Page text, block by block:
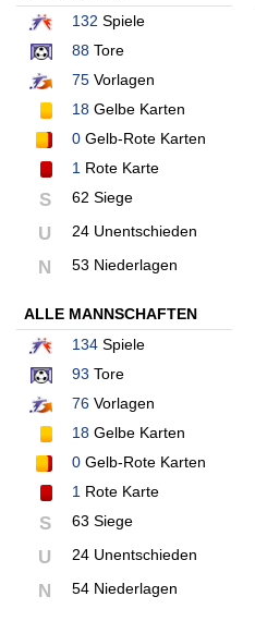
132 Spiele
88 Tore
75 Vorlagen
18 Gelbe Karten
0 Gelb-Rote Karten
1 Rote Karte
S 62 Siege
U 24 Unentschieden
N 53 Niederlagen
ALLE MANNSCHAFTEN
134 Spiele
93 Tore
76 Vorlagen
18 Gelbe Karten
0 Gelb-Rote Karten
1 Rote Karte
S 63 Siege
U 24 Unentschieden
N 54 Niederlagen